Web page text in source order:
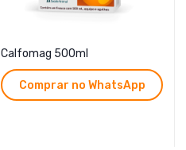
Calfomag 500ml
Comprar no WhatsApp